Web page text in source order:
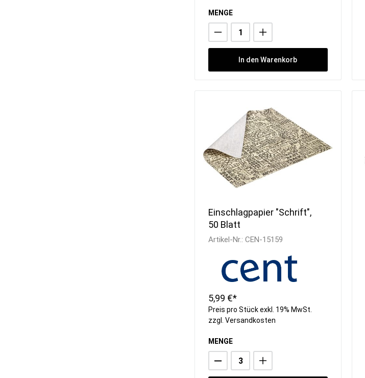
MENGE
In den Warenkorb
Einschlagpapier "Schrift",
50 Blatt
Artikel-Nr.: CEN-15159
5,99 €*
Preis pro Stück exkl. 19% MwSt.
zzgl. Versandkosten
MENGE